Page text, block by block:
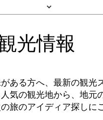
光情報
ある方へ、最新の観光
気の観光地から、地
旅のアイディア探しに